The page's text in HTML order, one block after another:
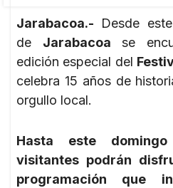
Jarabacoa.- Desde
de Jarabacoa se
edición especial del
celebra 15 años de
orgullo local.
Hasta este
visitantes podrán
programación que